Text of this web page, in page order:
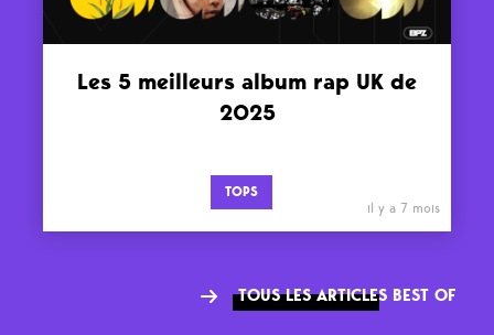
Les 5 meilleurs album rap UK de
2025
TOPS
il y a 7 mois
TOUS LES ARTICLES BEST OF